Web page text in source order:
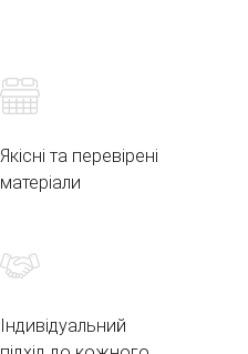
Якісні та перевірені
матеріали
Індивідуальний